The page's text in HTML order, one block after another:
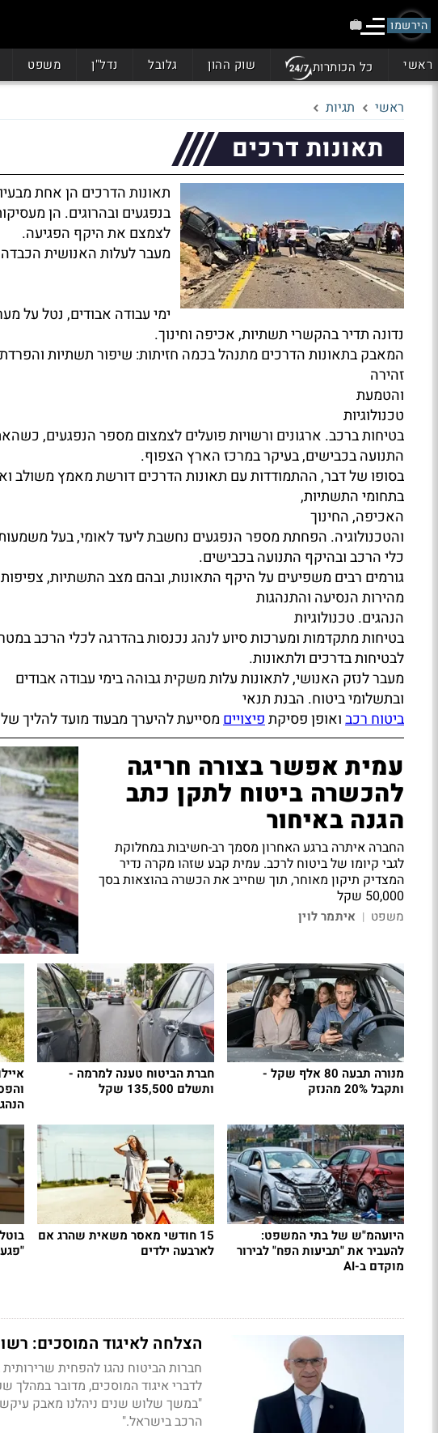
הירשמו
ראשי כל הכותרות שוק ההון גלובל נדל"ן משפט
ראשי תגיות
תאונות דרכים
תאונות הדרכים הן אחת
בנפגעים ובהרוגים. הן
לצמצם את היקף הפגיעה.
מעבר לעלות האנושית
ימי עבודה אבודים, נטל על
נדונה תדיר בהקשרי תשתיות, אכיפה וחינוך.
המאבק בתאונות הדרכים מתנהל בכמה חזיתות: שיפור תשתיות
זהירה
והטמעת
טכנולוגיות
בטיחות ברכב. ארגונים ורשויות פועלים לצמצום מספר הנפגעים,
התנועה בכבישים, בעיקר במרכז הארץ הצפוף.
בסופו של דבר, ההתמודדות עם תאונות הדרכים דורשת מאמץ משולב
בתחומי התשתיות,
האכיפה, החינוך
והטכנולוגיה. הפחתת מספר הנפגעים נחשבת ליעד לאומי, בעל
כלי הרכב ובהיקף התנועה בכבישים.
גורמים רבים משפיעים על היקף התאונות, ובהם מצב התשתיות,
מהירות הנסיעה והתנהגות
הנהגים. טכנולוגיות
בטיחות מתקדמות ומערכות סיוע לנהג נכנסות בהדרגה לכלי הרכב
לבטיחות בדרכים ולתאונות.
מעבר לנזק האנושי, לתאונות עלות משקית גבוהה בימי עבודה אבודים
ובתשלומי ביטוח. הבנת תנאי
ביטוח רכבואופן פסיקתפיצוייםמסייעת להיערך מבעוד מועד להליך
עמית אפשר בצורה חריגה
להכשרה ביטוח לתקן כתב
הגנה באיחור
החברה איתרה ברגע האחרון מסמך רב-חשיבות במחלוקת
לגבי קיומו של ביטוח לרכב. עמית קבע שזהו מקרה נדיר
המצדיק תיקון מאוחר, תוך שחייב את הכשרה בהוצאות בסך
50,000 שקל
משפט | איתמר לוין
מנורה תבעה 80 אלף שקל -
ותקבל 20% מהנזק
חברת הביטוח טענה למרמה -
ותשלם 135,500 שקל
היועהמ"ש של בתי המשפט:
להעביר את "תביעות הפח" לבירור
מוקדם ב-AI
15 חודשי מאסר משאית שהרג אם
לארבעה ילדים
הצלחה לאיגוד המוסכים:
חברות הביטוח נהגו להפחית
לדברי איגוד המוסכים, מדובר במהלך
"במשך שלוש שנים ניהלנו מאבק
הרכב בישראל."